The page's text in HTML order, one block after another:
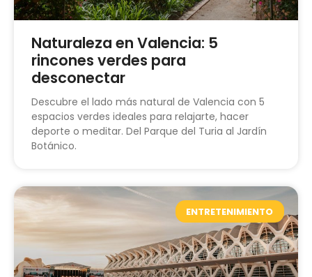
Naturaleza en Valencia: 5
rincones verdes para
desconectar
Descubre el lado más natural de Valencia con 5
espacios verdes ideales para relajarte, hacer
deporte o meditar. Del Parque del Turia al Jardín
Botánico.
ENTRETENIMIENTO